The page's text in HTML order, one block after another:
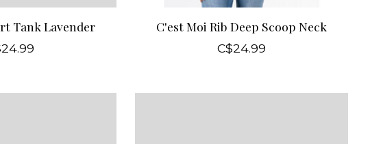
Tank Lavender C'est Moi Rib Deep Scoop Neck
C$24.99